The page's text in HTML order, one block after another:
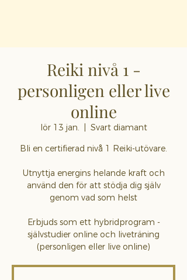
Reiki nivå 1 -
personligen eller live
online
lör 13 jan.
Svart diamant
Bli en certifierad nivå 1 Reiki-utövare.
Utnyttja energins helande kraft och
använd den för att stödja dig själv
genom vad som helst
Erbjuds som ett hybridprogram -
självstudier online och liveträning
(personligen eller live online)